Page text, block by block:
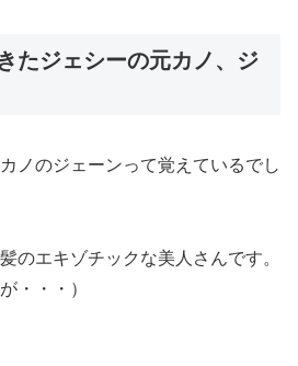
たジェシーの元カノ、ジ
ノのジェーンって覚えているでし
のエキゾチックな美人さんです。
・・・）